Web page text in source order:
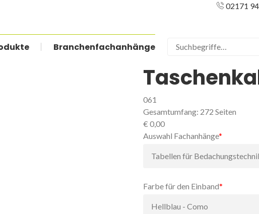
02171
Branchenfachanhänge Suchbegriffe
061
Gesamtumfang: 272 Seiten
€ 0,00
Pflichtfeld
Auswahl Fachanhänge*
Pflichtfeld
Farbe für den Einband*